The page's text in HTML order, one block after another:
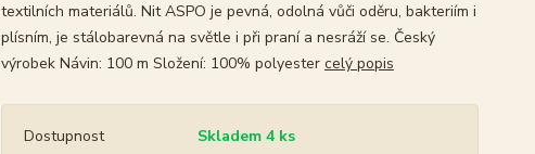
textilních materiálů. Nit ASPO je pevná, odolná vůči oděru, bakteriím i
plísním, je stálobarevná na světle i při praní a nesráží se. Český
výrobek Návin: 100 m Složení: 100% polyester celý popis
Dostupnost Skladem 4 ks